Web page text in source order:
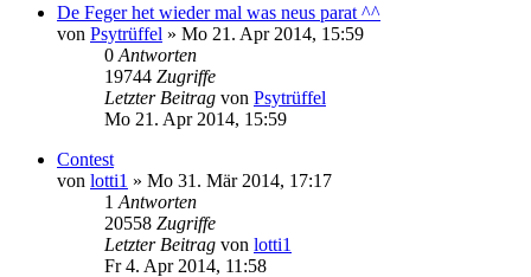
De Feger het wieder mal was neus parat ^^
von Psytrüffel » Mo 21. Apr 2014, 15:59
0 Antworten
19744 Zugriffe
Letzter Beitrag von Psytrüffel
Mo 21. Apr 2014, 15:59
Contest
von lotti1 » Mo 31. Mär 2014, 17:17
1 Antworten
20558 Zugriffe
Letzter Beitrag von lotti1
Fr 4. Apr 2014, 11:58